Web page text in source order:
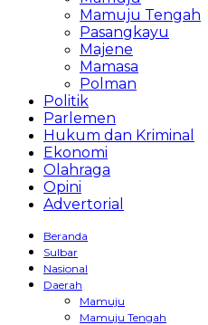
Mamuju Tengah
Pasangkayu
Majene
Mamasa
Polman
Politik
Parlemen
Hukum dan Kriminal
Ekonomi
Olahraga
Opini
Advertorial
Beranda
Sulbar
Nasional
Daerah
Mamuju
Mamuju Tengah